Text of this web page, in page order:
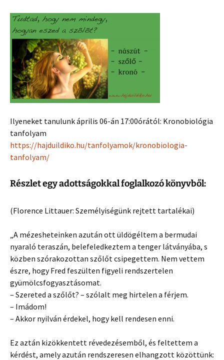
Ilyeneket tanulunk április 06-án 17:00órától: Kronobiológia
tanfolyam
https://hajduildiko.hu/tanfolyamok/kronobiologia-
tanfolyam/
Részlet egy adottságokkal foglalkozó könyvből:
(Florence Littauer: Személyiségünk rejtett tartalékai)
„A mézesheteinken azután ott üldögéltem a bermudai
nyaraló teraszán, belefeledkeztem a tenger látványába, s
közben szórakozottan szőlőt csipegettem. Nem vettem
észre, hogy Fred feszülten figyeli rendszertelen
gyümölcsfogyasztásomat.
– Szereted a szőlőt? – szólalt meg hirtelen a férjem.
– Imádom!
– Akkor nyilván érdekel, hogy kell rendesen enni.
Ez aztán kizökkentett révedezésemből, és feltettem a
kérdést, amely azután rendszeresen elhangzott közöttünk: